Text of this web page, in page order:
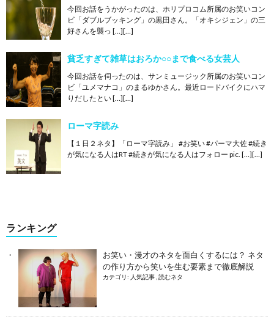
今回お話をうかがったのは、ホリプロコム所属のお笑いコン
ビ「ダブルブッキング」の黒田さん。「オキシジェン」の三
好さんを襲っ […][…]
貧乏すぎて雑草はおろか○○まで食べる女芸人
今回お話を伺ったのは、サンミュージック所属のお笑いコン
ビ「ユメマナコ」のまるゆかさん。最近ロードバイクにハマ
りだしたとい […][…]
ローマ字読み
【１日２ネタ】「ローマ字読み」 #お笑い #パーマ大佐 #続き
が気になる人はRT #続きが気になる人はフォロー pic. […][…]
ランキング
お笑い・漫才のネタを面白くするには？ ネタ
の作り方から笑いを生む要素まで徹底解説
カテゴリ: 人気記事 読むネタ